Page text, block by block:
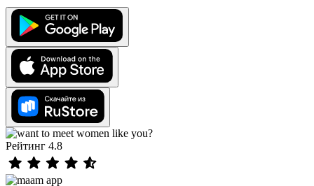
Рейтинг 4.8